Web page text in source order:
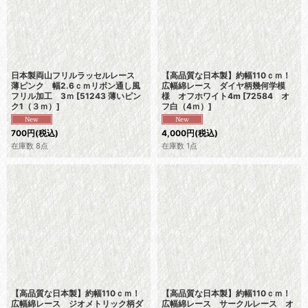
日本製両山フリルラッセルレース
薄ピンク 幅2.6ｃｍリボン通し風
フリル加工 3ｍ [51243 薄いピン
ク1（３ｍ）]
700円(税込)
在庫数 8点
【高品質な日本製】約幅110ｃｍ！
広幅綿レース ダイヤ柄幾何学模
様 オフホワイト4m [72584 オ
フ白（4ｍ）]
4,000円(税込)
在庫数 1点
【高品質な日本製】約幅110ｃｍ！
広幅綿レース ジオメトリック柄ダ
【高品質な日本製】約幅110ｃｍ！
広幅綿レース サークルレース オ